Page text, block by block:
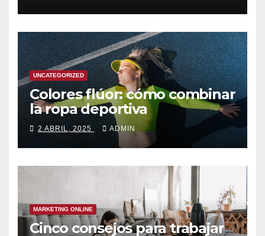
UNCATEGORIZED
Colores flúor: cómo combinar
la ropa deportiva
2 ABRIL, 2025 ADMIN
MARKETING ONLINE
Cinco consejos para trabajar